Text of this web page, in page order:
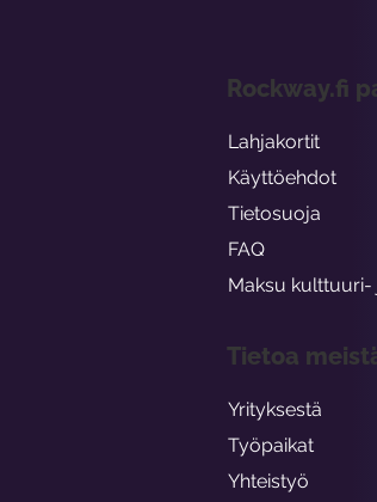
Rockway.fi
Lahjakortit
Käyttöehdot
Tietosuoja
FAQ
Maksu
Tietoa
Yrityksestä
Työpaikat
Yhteistyö